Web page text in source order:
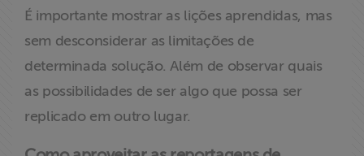
É importante mostrar as lições aprendidas, mas
sem desconsiderar as limitações de
determinada solução. Além de observar quais
as possibilidades de ser algo que possa ser
replicado em outro lugar.